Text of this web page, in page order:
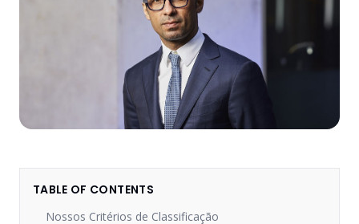
TABLE OF CONTENTS
Nossos Critérios de Classificação